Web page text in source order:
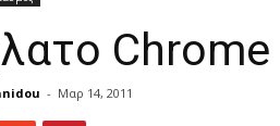
- Μαρ 14, 2011